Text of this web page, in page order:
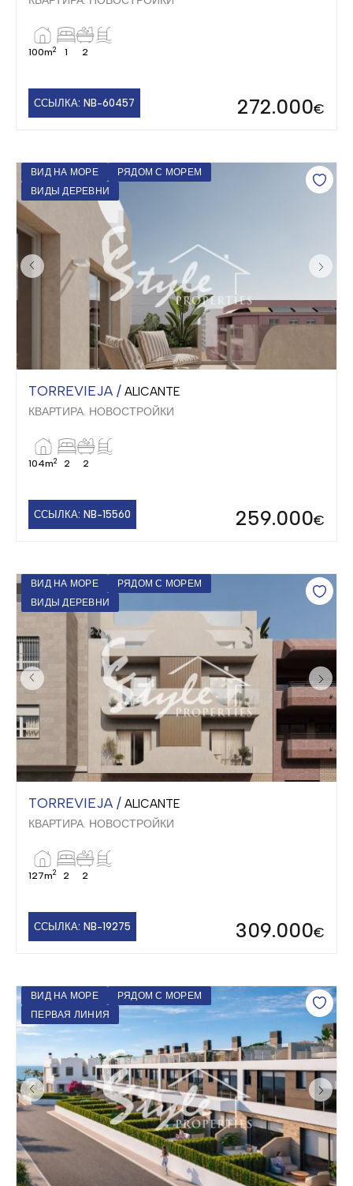
100m2 1 2
ССЫЛКА: NB-60457 272.000€
ВИД НА МОРЕ
РЯДОМ С МОРЕМ
ВИДЫ ДЕРЕВНИ
TORREVIEJA / ALICANTE
КВАРТИРА. НОВОСТРОЙКИ
104m2 2 2
ССЫЛКА: NB-15560 259.000€
ВИД НА МОРЕ
РЯДОМ С МОРЕМ
ВИДЫ ДЕРЕВНИ
TORREVIEJA / ALICANTE
КВАРТИРА. НОВОСТРОЙКИ
127m2 2 2
ССЫЛКА: NB-19275 309.000€
ВИД НА МОРЕ
РЯДОМ С МОРЕМ
ПЕРВАЯ ЛИНИЯ